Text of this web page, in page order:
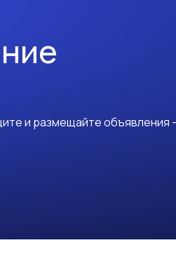
и размещайте объявления -